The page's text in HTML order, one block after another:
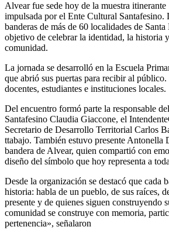
Alvear fue sede hoy de la muestra
impulsada por el Ente Cultural Santafesino.
banderas de más de 60 localidades de
objetivo de celebrar la identidad, la historia
comunidad.
La jornada se desarrolló en la Escuela
que abrió sus puertas para recibir al
docentes, estudiantes e instituciones locales.
Del encuentro formó parte la responsable
Santafesino Claudia Giaccone, el
Secretario de Desarrollo Territorial Carlos
ttabajo. También estuvo presente Antonella
bandera de Alvear, quien compartió con
diseño del símbolo que hoy representa a
Desde la organización se destacó que cada
historia: habla de un pueblo, de sus raíces,
presente y de quienes siguen construyendo
comunidad se construye con memoria,
pertenencia», señalaron